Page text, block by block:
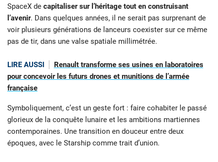
SpaceX de capitaliser sur l’héritage tout en construisant
l’avenir. Dans quelques années, il ne serait pas surprenant de
voir plusieurs générations de lanceurs coexister sur ce même
pas de tir, dans une valse spatiale millimétrée.
LIRE AUSSI
Renault transforme ses usines en laboratoires
pour concevoir les futurs drones et munitions de l’armée
française
Symboliquement, c’est un geste fort : faire cohabiter le passé
glorieux de la conquête lunaire et les ambitions martiennes
contemporaines. Une transition en douceur entre deux
époques, avec le Starship comme trait d’union.